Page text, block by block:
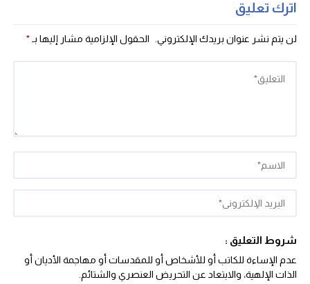
اترك تعليق
لن يتم نشر عنوان بريدك الإلكتروني. الحقول الإلزامية مشار إليها بـ*
شروط التعليق :
عدم الإساءة للكاتب أو للأشخاص أو للمقدسات أو مهاجمة الأديان أو
الذات الإلهية، والابتعاد عن التحريض العنصري والشتائم‬.